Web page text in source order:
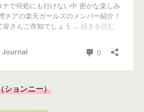
ョンニー）